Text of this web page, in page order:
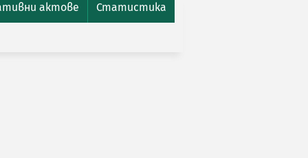
актове Статистика